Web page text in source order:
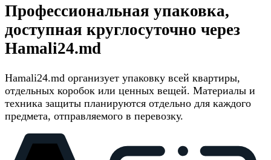
Профессиональная упаковка,
доступная круглосуточно через
Hamali24.md
Hamali24.md организует упаковку всей квартиры,
отдельных коробок или ценных вещей. Материалы и
техника защиты планируются отдельно для каждого
предмета, отправляемого в перевозку.